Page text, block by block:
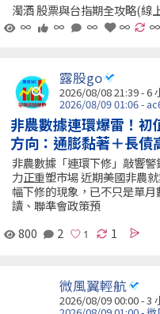
濁酒 股票與台指期全攻略(線
∞
∞ ∞ ∞ ∞
露股go
2026/08/08 21:39 -6
2026/08/09 01:06 -
非農數據連環爆雷！初
方向：通膨黏著＋長債
非農數據「連環下修」敲響
力正重塑市場 近期美國非農
幅下修的現象，已不只是單
讀、聯準會政策預
800
2 1
微風翼輕航
2026/08/09 00:00 -3